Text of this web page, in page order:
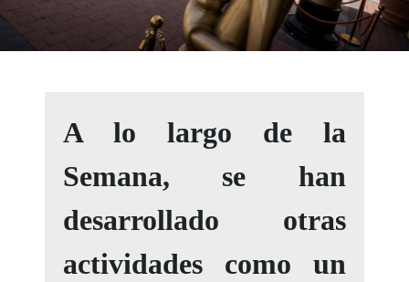
A lo largo de la
Semana, se han
desarrollado otras
actividades como un